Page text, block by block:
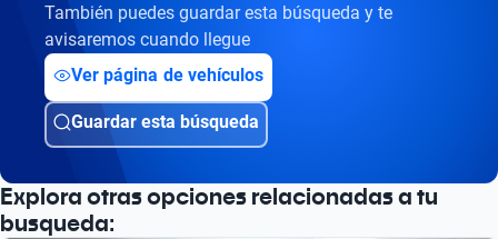
También puedes guardar esta búsqueda y te
avisaremos cuando llegue
Ver página de vehículos
Guardar esta búsqueda
Explora otras opciones relacionadas a tu
busqueda: